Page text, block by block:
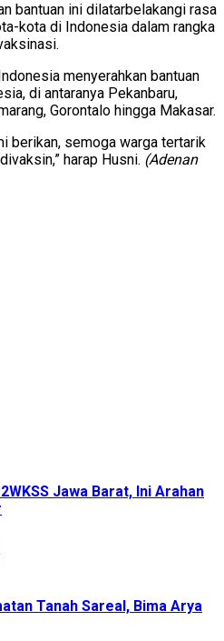
bantuan ini dilatarbelakangi rasa
kota di Indonesia dalam rangka
menyerahkan bantuan
di antaranya Pekanbaru,
Gorontalo hingga Makasar.
berikan, semoga warga tertarik
harap Husni. (Adenan
Jawa Barat, Ini Arahan
Tanah Sareal, Bima Arya